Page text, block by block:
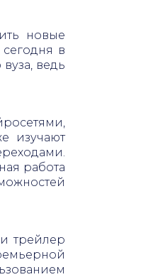
новые
в
ведь
изучают
работа
трейлер